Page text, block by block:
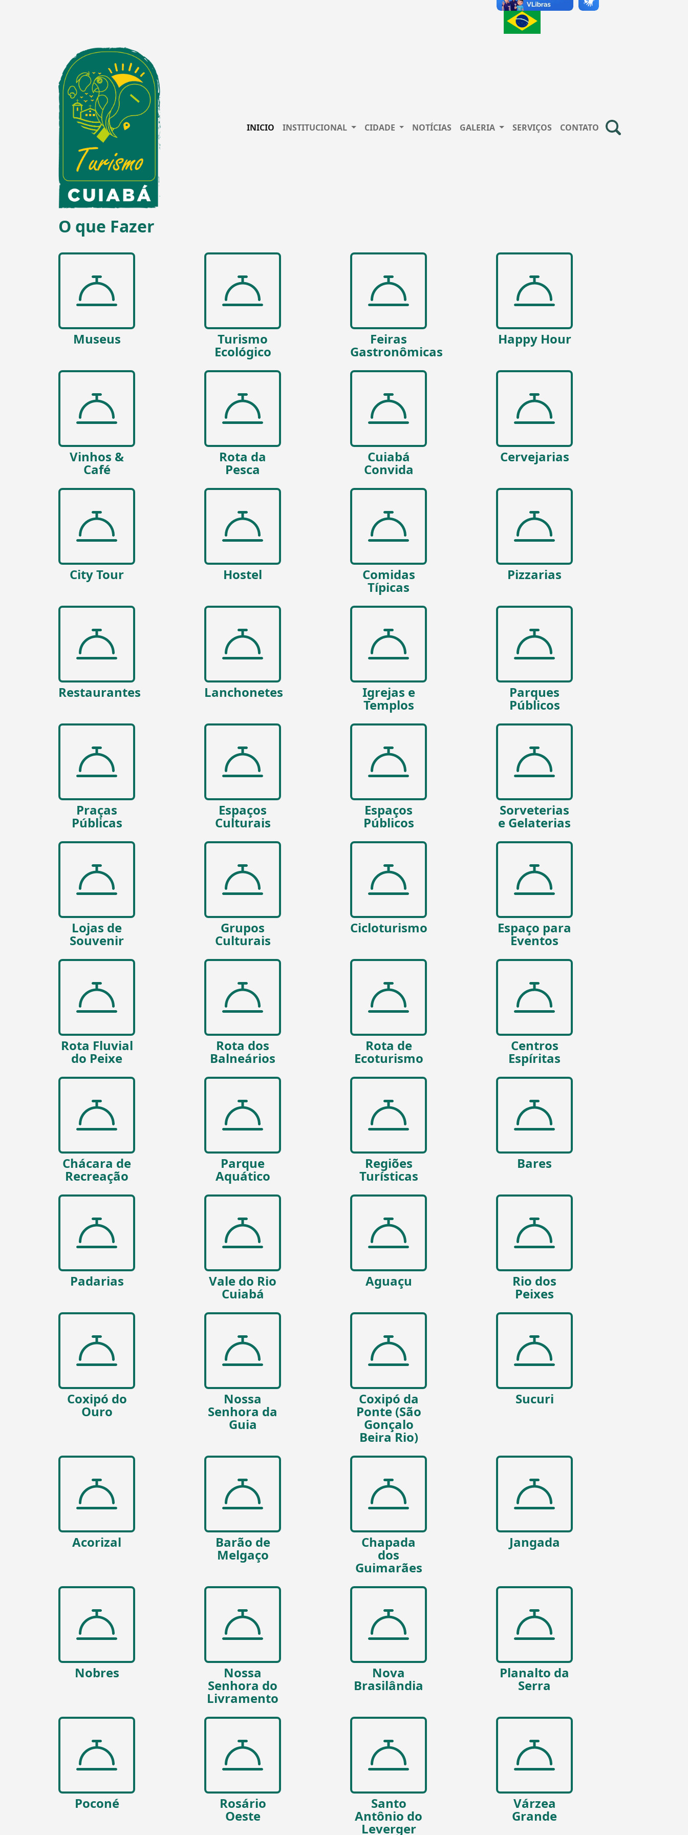
INICIO INSTITUCIONAL CIDADE NOTÍCIAS GALERIA SERVIÇOS CONTATO
O que Fazer
Museus Turismo
Ecológico
Feiras
Gastronômicas
Happy Hour
Vinhos &
Café
Rota da
Pesca
Cuiabá
Convida
Cervejarias
City Tour Hostel Comidas
Típicas
Pizzarias
Restaurantes Lanchonetes Igrejas e
Templos
Parques
Públicos
Praças
Públicas
Espaços
Culturais
Espaços
Públicos
Sorveterias
e Gelaterias
Lojas de
Souvenir
Grupos
Culturais
Cicloturismo Espaço para
Eventos
Rota Fluvial
do Peixe
Rota dos
Balneários
Rota de
Ecoturismo
Centros
Espíritas
Chácara de
Recreação
Parque
Aquático
Regiões
Turísticas
Bares
Padarias Vale do Rio
Cuiabá
Aguaçu Rio dos
Peixes
Coxipó do
Ouro
Nossa
Senhora da
Guia
Coxipó da
Ponte (São
Gonçalo
Beira Rio)
Sucuri
Acorizal Barão de
Melgaço
Chapada
dos
Guimarães
Jangada
Nobres Nossa
Senhora do
Livramento
Nova
Brasilândia
Planalto da
Serra
Poconé Rosário
Oeste
Santo
Antônio do
Leverger
Várzea
Grande